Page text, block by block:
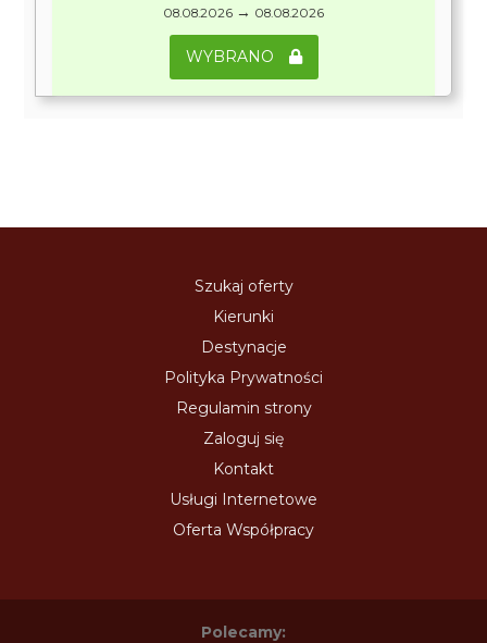
08.08.2026 → 08.08.2026
WYBRANO
Szukaj oferty
Kierunki
Destynacje
Polityka Prywatności
Regulamin strony
Zaloguj się
Kontakt
Usługi Internetowe
Oferta Współpracy
Polecamy: